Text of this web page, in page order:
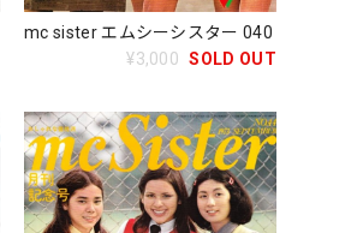
mc sister エムシーシスター 040
¥3,000 SOLD OUT